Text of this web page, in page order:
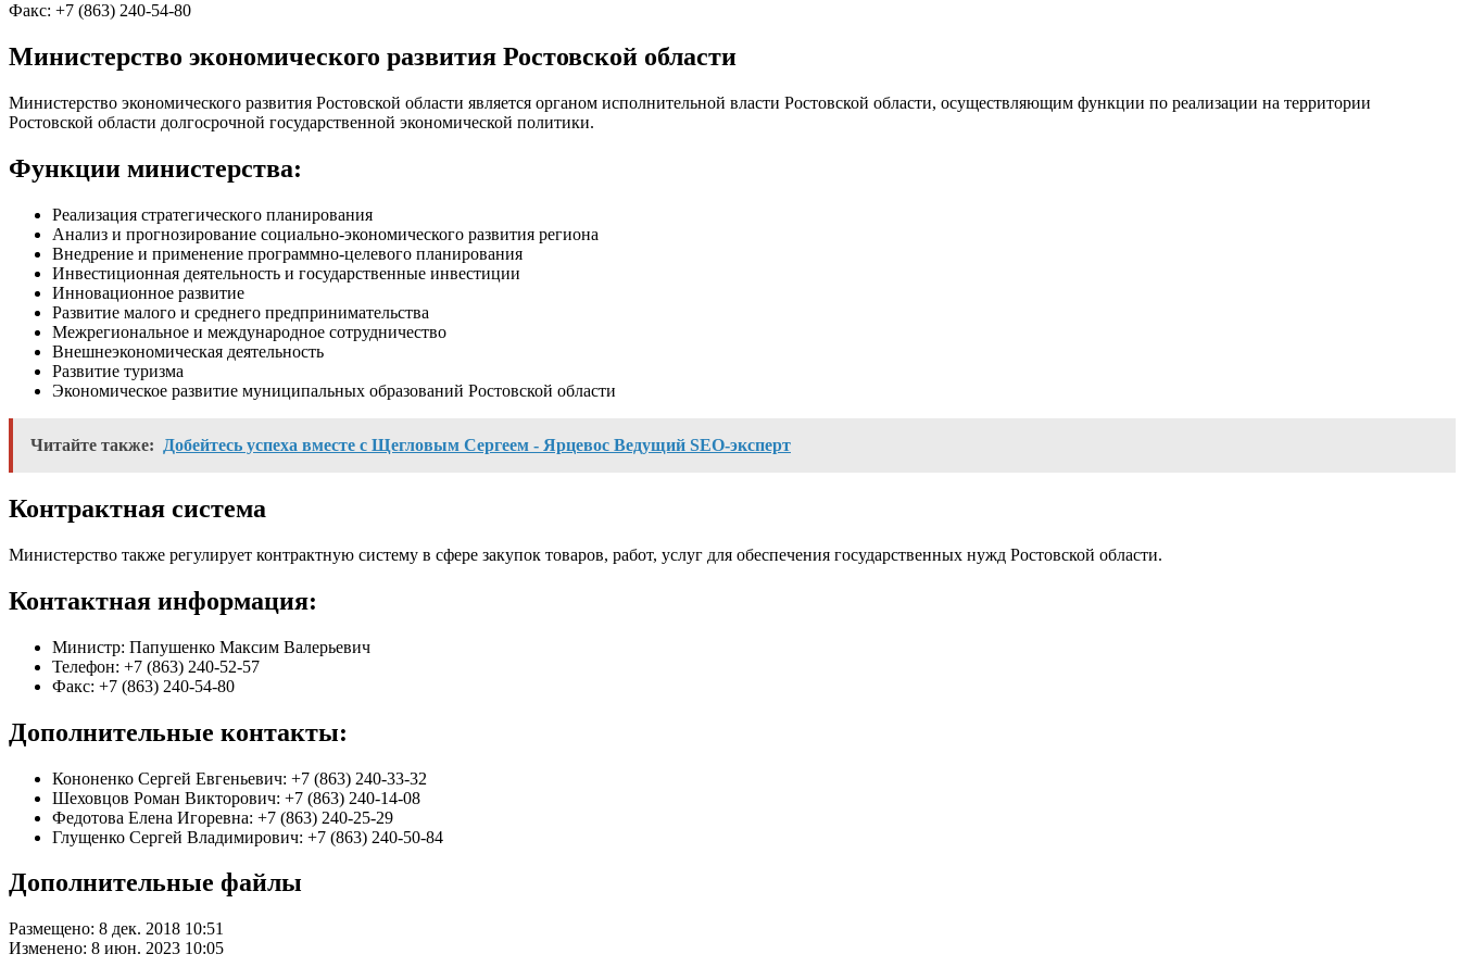
Факс: +7 (863) 240-54-80
Министерство экономического развития Ростовской области
Министерство экономического развития Ростовской области является органом исполнительной власти Ростовской области, осуществляющим функции по реализации на территории
Ростовской области долгосрочной государственной экономической политики.
Функции министерства:
Реализация стратегического планирования
Анализ и прогнозирование социально-экономического развития региона
Внедрение и применение программно-целевого планирования
Инвестиционная деятельность и государственные инвестиции
Инновационное развитие
Развитие малого и среднего предпринимательства
Межрегиональное и международное сотрудничество
Внешнеэкономическая деятельность
Развитие туризма
Экономическое развитие муниципальных образований Ростовской области
Читайте также: Добейтесь успеха вместе с Щегловым Сергеем - Ярцевос Ведущий SEO-эксперт
Контрактная система
Министерство также регулирует контрактную систему в сфере закупок товаров, работ, услуг для обеспечения государственных нужд Ростовской области.
Контактная информация:
Министр: Папушенко Максим Валерьевич
Телефон: +7 (863) 240-52-57
Факс: +7 (863) 240-54-80
Дополнительные контакты:
Кононенко Сергей Евгеньевич: +7 (863) 240-33-32
Шеховцов Роман Викторович: +7 (863) 240-14-08
Федотова Елена Игоревна: +7 (863) 240-25-29
Глущенко Сергей Владимирович: +7 (863) 240-50-84
Дополнительные файлы
Размещено: 8 дек. 2018 10:51
Изменено: 8 июн. 2023 10:05